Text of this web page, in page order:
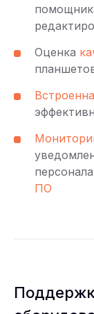
Оценка
ПО